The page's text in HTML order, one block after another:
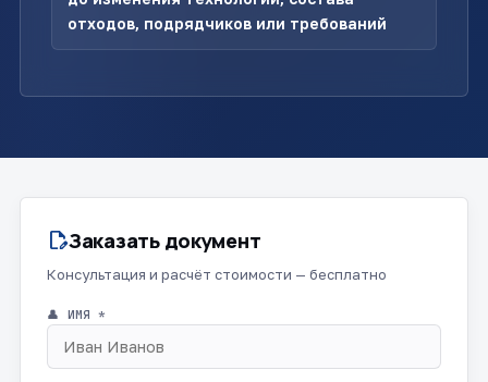
отходов, подрядчиков или требований
edit_documentЗаказать документ
Консультация и расчёт стоимости — бесплатно
👤 ИМЯ *